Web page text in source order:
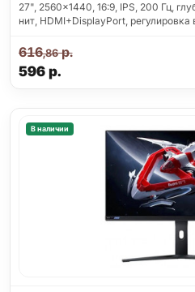
27", 2560x1440, 16:9, IPS, 200 Гц,
нит, HDMI+DisplayPort,
596р.
616,86р.
В наличии